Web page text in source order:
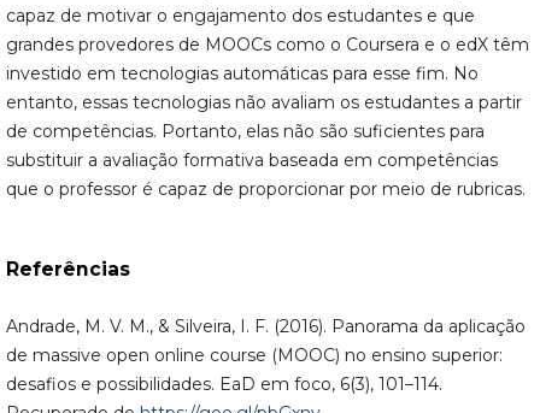
capaz de motivar o engajamento dos estudantes e que
grandes provedores de MOOCs como o Coursera e o edX têm
investido em tecnologias automáticas para esse fim. No
entanto, essas tecnologias não avaliam os estudantes a partir
de competências. Portanto, elas não são suficientes para
substituir a avaliação formativa baseada em competências
que o professor é capaz de proporcionar por meio de rubricas.
Referências
Andrade, M. V. M., & Silveira, I. F. (2016). Panorama da aplicação
de massive open online course (MOOC) no ensino superior:
desafios e possibilidades. EaD em foco, 6(3), 101–114.